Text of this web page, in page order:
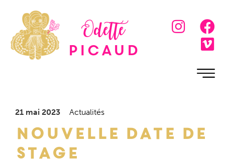
Odette
Picaud
21 mai 2023 Actualités
Nouvelle date de
stage